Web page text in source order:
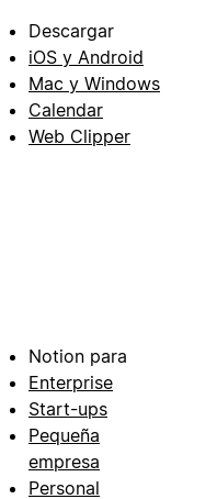
Descargar
iOS y Android
Mac y Windows
Calendar
Web Clipper
Notion para
Enterprise
Start-ups
Pequeña
empresa
Personal